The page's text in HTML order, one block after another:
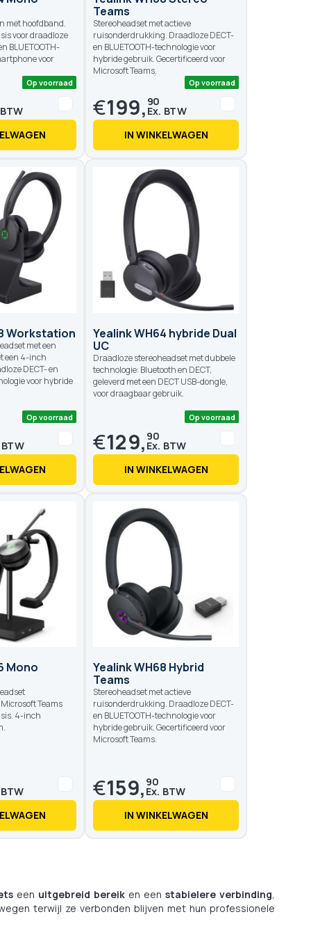
met hoofdband.
voor draadloze
BLUETOOTH-
voor
Op voorraad
Teams
Stereoheadset met actieve
ruisonderdrukking. Draadloze DECT-
en BLUETOOTH-technologie voor
hybride gebruik. Gecertificeerd voor
Microsoft Teams.
€199, 90
IN WINKELWAGEN
Workstation
met een
een 4-inch
DECT- en
voor hybride
Op voorraad
Yealink WH64 hybride Dual
UC
Draadloze stereoheadset met dubbele
technologie: Bluetooth en DECT,
geleverd met een DECT USB-dongle,
voor draagbaar gebruik.
€129, 90
IN WINKELWAGEN
Mono
Teams
4-inch
Yealink WH68 Hybrid
Teams
Stereoheadset met actieve
ruisonderdrukking. Draadloze DECT-
en BLUETOOTH-technologie voor
hybride gebruik. Gecertificeerd voor
Microsoft Teams.
€159, 90
IN WINKELWAGEN
een uitgebreid bereiken eenstabielere verbinding,
terwijl ze verbonden blijven met hun professionele